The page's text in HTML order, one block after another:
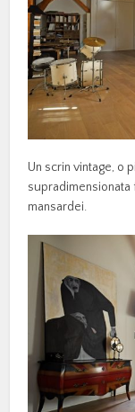
Un scrin vintage, o
supradimensionata
mansardei.